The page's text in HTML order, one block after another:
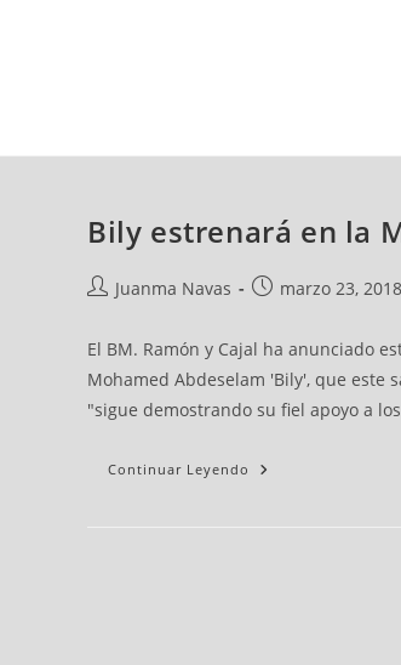
Bily estrenará en la
Juanma Navas marzo 23, 2018
El BM. Ramón y Cajal ha anunciado
Mohamed Abdeselam 'Bily', que este
"sigue demostrando su fiel apoyo a
Continuar Leyendo